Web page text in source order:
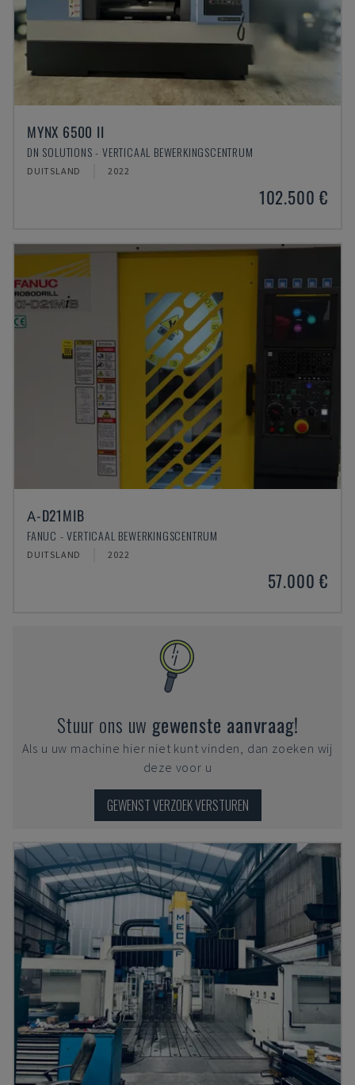
MYNX 6500 II
DN SOLUTIONS - VERTICAAL BEWERKINGSCENTRUM
DUITSLAND 2022
102.500 €
Α-D21MIB
FANUC - VERTICAAL BEWERKINGSCENTRUM
DUITSLAND 2022
57.000 €
Stuur ons uw gewenste aanvraag!
Als u uw machine hier niet kunt vinden, dan zoeken wij
deze voor u
GEWENST VERZOEK VERSTUREN